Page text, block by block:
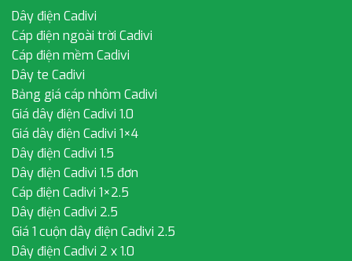
Dây điện Cadivi
Cáp điện ngoài trời Cadivi
Cáp điện mềm Cadivi
Dây te Cadivi
Bảng giá cáp nhôm Cadivi
Giá dây điện Cadivi 1.0
Giá dây điện Cadivi 1×4
Dây điện Cadivi 1.5
Dây điện Cadivi 1.5 đơn
Cáp điện Cadivi 1×2.5
Dây điện Cadivi 2.5
Giá 1 cuộn dây điện Cadivi 2.5
Dây điện Cadivi 2 x 1.0